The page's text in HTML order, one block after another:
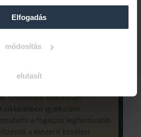
Elfogadás
módosítás
elutasít
Karán végeztem, ahol már
alatt a rögzített és kivehető
a szájsebészeti
tartom, hogy a
hiszen célom, hogy
színvonalú ellátásban
a fogászat legfontosabb
a modern kezelési